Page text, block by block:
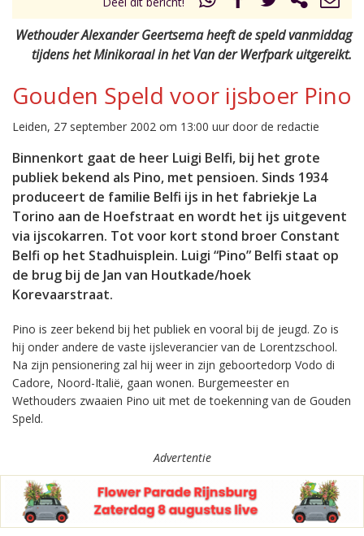
Wethouder Alexander Geertsema heeft de speld vanmiddag
tijdens het Minikoraal in het Van der Werfpark uitgereikt.
Gouden Speld voor ijsboer Pino
Leiden, 27 september 2002 om 13:00 uur door de redactie
Binnenkort gaat de heer Luigi Belfi, bij het grote
publiek bekend als Pino, met pensioen. Sinds 1934
produceert de familie Belfi ijs in het fabriekje La
Torino aan de Hoefstraat en wordt het ijs uitgevent
via ijscokarren. Tot voor kort stond broer Constant
Belfi op het Stadhuisplein. Luigi “Pino” Belfi staat op
de brug bij de Jan van Houtkade/hoek
Korevaarstraat.
Pino is zeer bekend bij het publiek en vooral bij de jeugd. Zo is
hij onder andere de vaste ijsleverancier van de Lorentzschool.
Na zijn pensionering zal hij weer in zijn geboortedorp Vodo di
Cadore, Noord-Italië, gaan wonen. Burgemeester en
Wethouders zwaaien Pino uit met de toekenning van de Gouden
Speld.
Advertentie